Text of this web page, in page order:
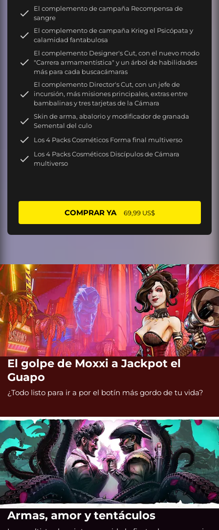
El complemento de campaña Recompensa de
sangre
El complemento de campaña Krieg el Psicópata y
calamidad fantabulosa
El complemento Designer's Cut, con el nuevo modo
"Carrera armamentística" y un árbol de habilidades
más para cada buscacámaras
El complemento Director's Cut, con un jefe de
incursión, más misiones principales, extras entre
bambalinas y tres tarjetas de la Cámara
Skin de arma, abalorio y modificador de granada
Semental del culo
Los 4 Packs Cosméticos Forma final multiverso
Los 4 Packs Cosméticos Discípulos de Cámara
multiverso
COMPRAR YA 69,99 US$
El golpe de Moxxi a Jackpot el
Guapo
¿Todo listo para ir a por el botín más gordo de tu vida?
Armas, amor y tentáculos